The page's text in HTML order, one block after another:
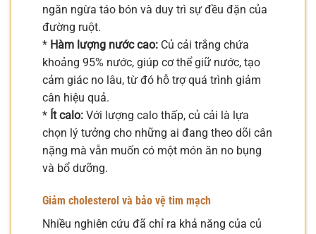
ngăn ngừa táo bón và duy trì sự đều đặn của
đường ruột.
* Hàm lượng nước cao: Củ cải trắng chứa
khoảng 95% nước, giúp cơ thể giữ nước, tạo
cảm giác no lâu, từ đó hỗ trợ quá trình giảm
cân hiệu quả.
* Ít calo: Với lượng calo thấp, củ cải là lựa
chọn lý tưởng cho những ai đang theo dõi cân
nặng mà vẫn muốn có một món ăn no bụng
và bổ dưỡng.
Giảm cholesterol và bảo vệ tim mạch
Nhiều nghiên cứu đã chỉ ra khả năng của củ